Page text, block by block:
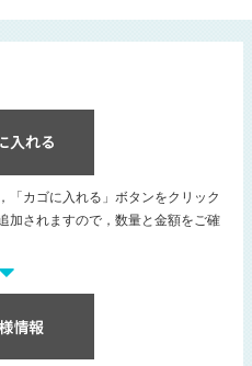
「カゴに入れる」ボタンをクリック
加されますので，数量と金額をご確